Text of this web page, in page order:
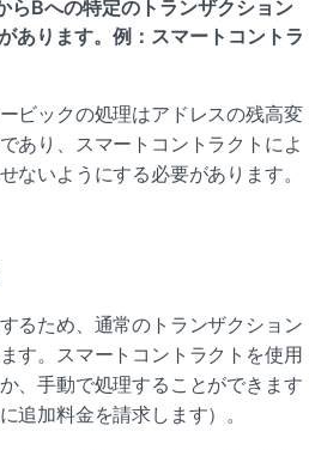
らBへの特定のトランザクション
あります。例：スマートコントラ
ビックの処理はアドレスの残高変
あり、スマートコントラクトによ
ないようにする必要があります。
るため、通常のトランザクション
す。スマートコントラクトを使用
、手動で処理することができます
追加料金を請求します）。